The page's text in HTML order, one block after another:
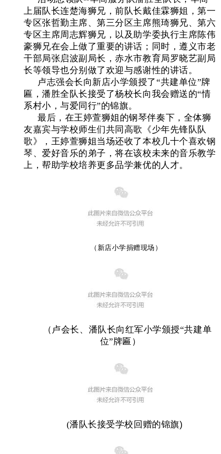
上届队长连楚海狮兄，前队长戴佳霖狮姐，第一
专区张哲勤主席、第三分区主席熊琦狮兄、第六
专区主席周志辉狮兄，以及助学委执行主席陈伟
豪狮兄在会上做了重要的讲话；同时，遵义市老
干部局张启波副局长，赤水市教育局罗晓艺副局
长等领导也分别做了欢迎与感谢性的讲话。
卢志强会长向新店小学颁授了“共建单位”牌
匾，潘胜全队长接受了杨校长向我会赠送的“情
系村小，与爱同行”的锦旗。
最后，在王婷萱狮姐的钢琴伴奏下，全体狮
友嘉宾与学校师生们共同高歌《少年先锋队队
歌》，王婷萱狮姐当场还收了本校几十个喜欢钢
琴、爱好音乐的弟子，将在该校未来的音乐教学
上，帮助学校培养更多品学兼优的人才。
（新店小学捐赠现场）
（卢会长、潘队长向红军小学颁授“共建单
位”牌匾）
(潘队长接受学校回赠的锦旗)